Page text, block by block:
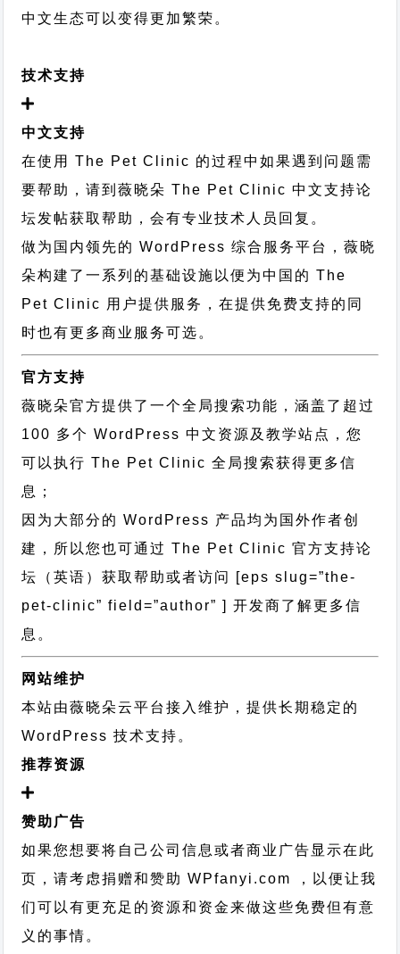
中文生态可以变得更加繁荣。
技术支持
中文支持
在使用 The Pet Clinic 的过程中如果遇到问题需
要帮助，请到薇晓朵 The Pet Clinic 中文支持论
坛发帖获取帮助，会有专业技术人员回复。
做为国内领先的 WordPress 综合服务平台，薇晓
朵构建了一系列的基础设施以便为中国的 The
Pet Clinic 用户提供服务，在提供免费支持的同
时也有更多商业服务可选。
官方支持
薇晓朵官方提供了一个全局搜索功能，涵盖了超过
100 多个 WordPress 中文资源及教学站点，您
可以执行 The Pet Clinic 全局搜索获得更多信
息；
因为大部分的 WordPress 产品均为国外作者创
建，所以您也可通过The Pet Clinic 官方支持论
坛
（英语）获取帮助或者访问 [eps slug=”the-
pet-clinic” field=”author” ] 开发商了解更多信
息。
网站维护
本站由薇晓朵云平台接入维护，提供长期稳定的
WordPress 技术支持 。
推荐资源
赞助广告
如果您想要将自己公司信息或者商业广告显示在此
页，请考虑捐赠和赞助 WPfanyi.com ，以便让我
们可以有更充足的资源和资金来做这些免费但有意
义的事情。